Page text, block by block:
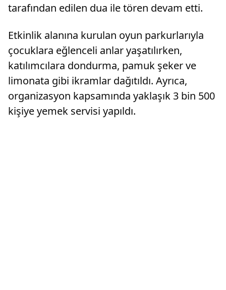
tarafından edilen dua ile tören devam etti.
Etkinlik alanına kurulan oyun parkurlarıyla
çocuklara eğlenceli anlar yaşatılırken,
katılımcılara dondurma, pamuk şeker ve
limonata gibi ikramlar dağıtıldı. Ayrıca,
organizasyon kapsamında yaklaşık 3 bin 500
kişiye yemek servisi yapıldı.